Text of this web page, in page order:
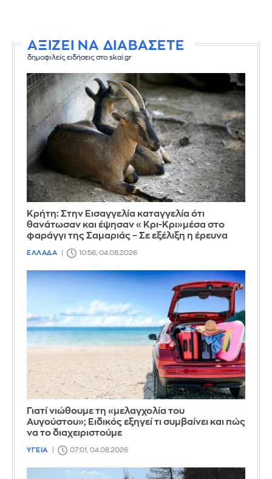
ΑΞΙΖΕΙ ΝΑ ΔΙΑΒΑΣΕΤΕ
δημοφιλείς ειδήσεις στο skai.gr
Κρήτη: Στην Εισαγγελία καταγγελία ότι
θανάτωσαν και έψησαν «Κρι-Κρι»μέσα στο
φαράγγι της Σαμαριάς – Σε εξέλιξη η έρευνα
ΕΛΛΑΔΑ 10:56, 04.08.2026
Γιατί νιώθουμε τη «μελαγχολία του
Αυγούστου»; Ειδικός εξηγεί τι συμβαίνει και πώς
να το διαχειριστούμε
ΥΓΕΙΑ 07:01, 04.08.2026